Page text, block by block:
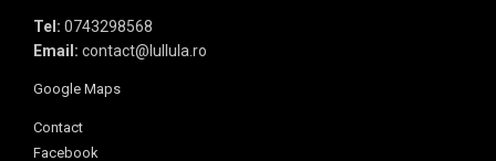
Tel: 0743298568
Email: contact@lullula.ro
Google Maps
Contact
Facebook